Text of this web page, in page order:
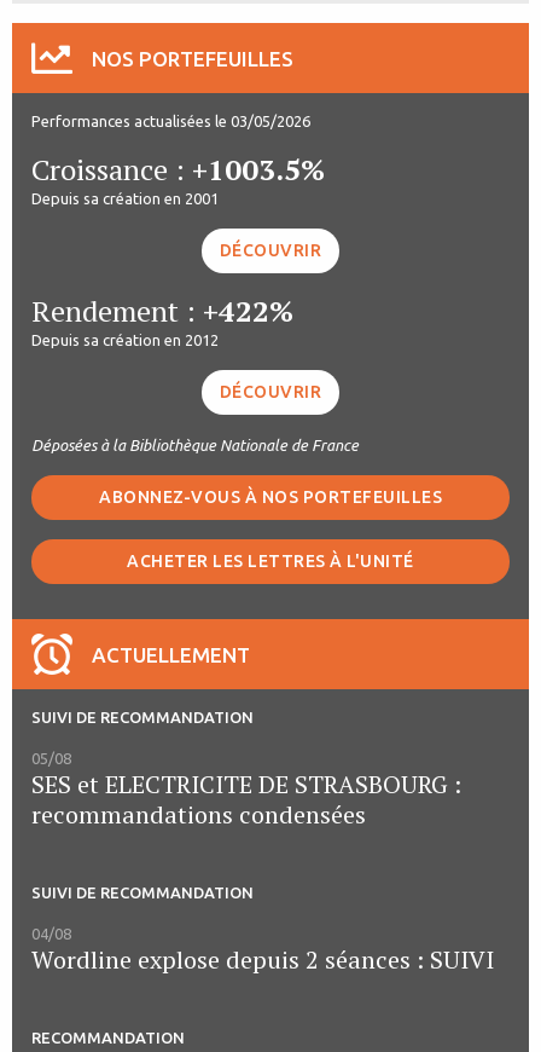
NOS PORTEFEUILLES
Performances actualisées le 03/05/2026
Croissance : +1003.5%
Depuis sa création en 2001
DÉCOUVRIR
Rendement : +422%
Depuis sa création en 2012
DÉCOUVRIR
Déposées à la Bibliothèque Nationale de France
ABONNEZ-VOUS À NOS PORTEFEUILLES
ACHETER LES LETTRES À L'UNITÉ
ACTUELLEMENT
SUIVI DE RECOMMANDATION
05/08
SES et ELECTRICITE DE STRASBOURG :
recommandations condensées
SUIVI DE RECOMMANDATION
04/08
Wordline explose depuis 2 séances : SUIVI
RECOMMANDATION